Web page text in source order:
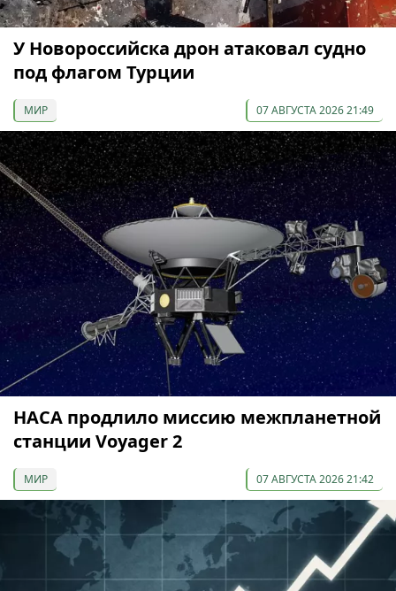
У Новороссийска дрон атаковал судно
под флагом Турции
МИР 07 АВГУСТА 2026 21:49
НАСА продлило миссию межпланетной
станции Voyager 2
МИР 07 АВГУСТА 2026 21:42